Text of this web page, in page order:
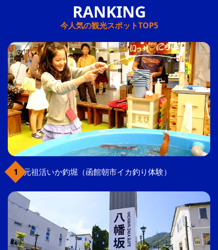
今人気の観光スポットTOP5
元祖活いか釣堀（函館朝市イカ釣り体験）